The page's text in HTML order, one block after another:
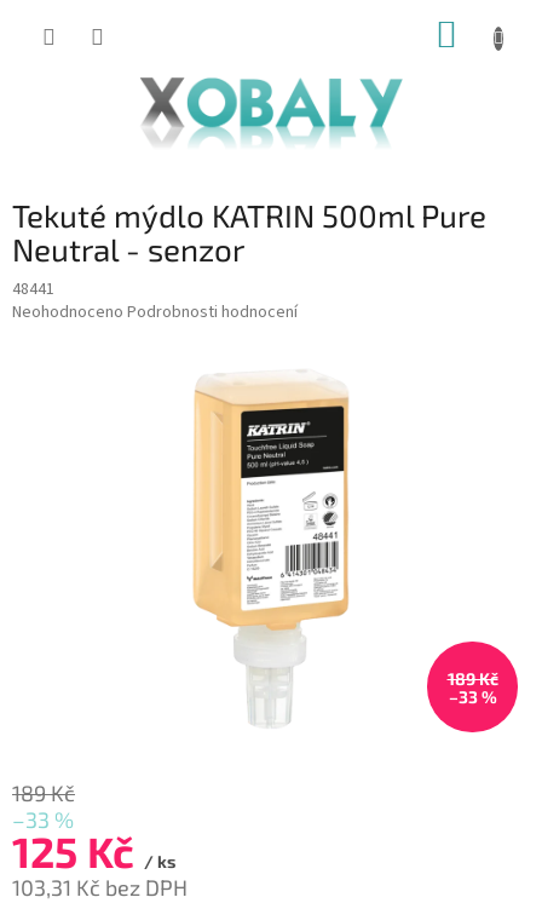
KOŠÍK
Tekuté mýdlo KATRIN 500ml Pure
Neutral - senzor
48441
Průměrné
Neohodnoceno Podrobnosti hodnocení
189 Kč
–33 %
189 Kč
–33 %
125 Kč / ks
103,31 Kč bez DPH